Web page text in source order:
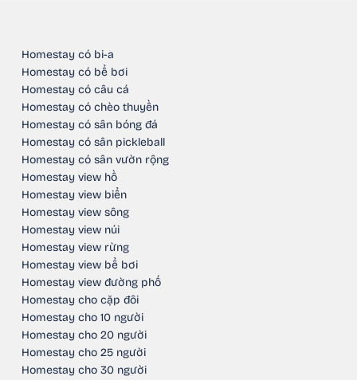
Homestay có bi-a
Homestay có bể bơi
Homestay có câu cá
Homestay có chèo thuyền
Homestay có sân bóng đá
Homestay có sân pickleball
Homestay có sân vườn rộng
Homestay view hồ
Homestay view biển
Homestay view sông
Homestay view núi
Homestay view rừng
Homestay view bể bơi
Homestay view đường phố
Homestay cho cặp đôi
Homestay cho 10 người
Homestay cho 20 người
Homestay cho 25 người
Homestay cho 30 người